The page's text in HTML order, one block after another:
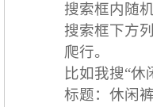
搜索框内随
搜索框下方
爬行。
比如我搜“休
标题：休闲